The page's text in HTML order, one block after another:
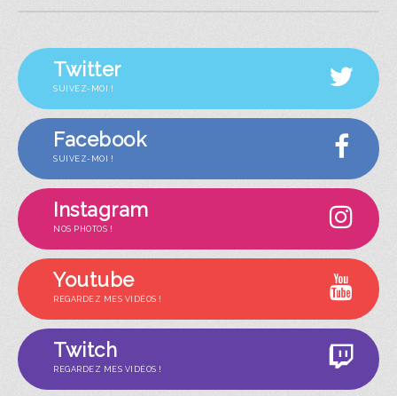
Twitter
SUIVEZ-MOI !
Facebook
SUIVEZ-MOI !
Instagram
NOS PHOTOS !
Youtube
REGARDEZ MES VIDÉOS !
Twitch
REGARDEZ MES VIDÉOS !